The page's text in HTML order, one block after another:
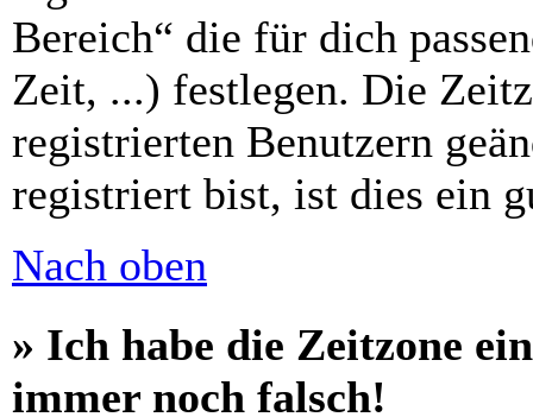
Bereich“ die für dich
Zeit, ...) festlegen. Die
registrierten Benutzern
registriert bist, ist dies ein
Nach oben
» Ich habe die Zeitzone
immer noch falsch!